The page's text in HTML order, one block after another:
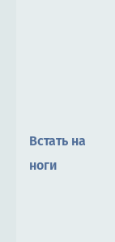
Встать на
ноги